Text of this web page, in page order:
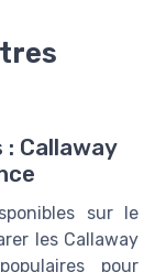
Callaway
sur le
les Callaway
pour